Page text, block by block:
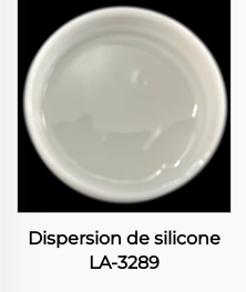
Dispersion de silicone
LA-3289